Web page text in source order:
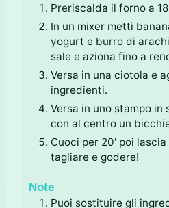
Preriscalda il forno a
In un mixer metti
yogurt e burro di
sale e aziona fino a
Versa in una ciotola e
ingredienti.
Versa in uno stampo in
con al centro un
Cuoci per 20' poi
tagliare e godere!
Note
Puoi sostituire gli